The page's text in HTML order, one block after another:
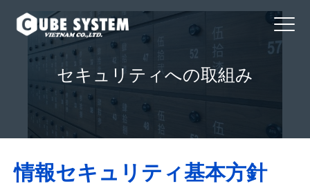
セキュリティへの取組み
情報セキュリティ基本方針